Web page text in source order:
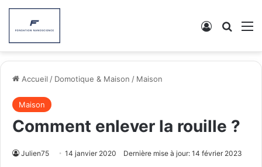
Connexion
Accueil / Domotique & Maison / Maison
Maison
Comment enlever la rouille ?
Julien75 14 janvier 2020 Dernière mise à jour: 14 février 2023